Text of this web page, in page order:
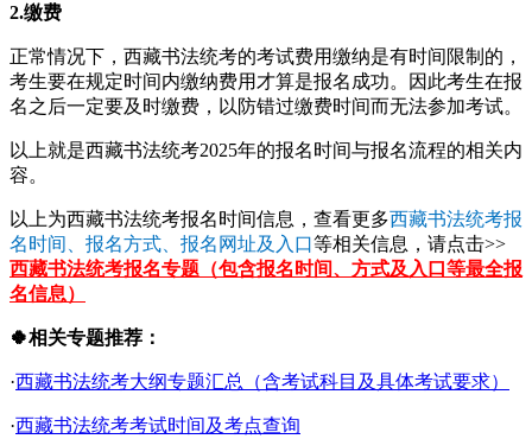
2.缴费
正常情况下，西藏书法统考的考试费用缴纳是有时间限制的，
考生要在规定时间内缴纳费用才算是报名成功。因此考生在报
名之后一定要及时缴费，以防错过缴费时间而无法参加考试。
以上就是西藏书法统考2025年的报名时间与报名流程的相关内
容。
以上为西藏书法统考报名时间信息，查看更多西藏书法统考报
名时间、报名方式、报名网址及入口等相关信息，请点击>>
西藏书法统考报名专题（包含报名时间、方式及入口等最全报
名信息）
🍀相关专题推荐：
·西藏书法统考大纲专题汇总（含考试科目及具体考试要求）
·西藏书法统考考试时间及考点查询